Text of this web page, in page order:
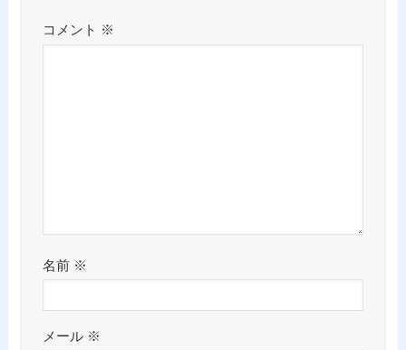
コメント ※
名前 ※
メール ※